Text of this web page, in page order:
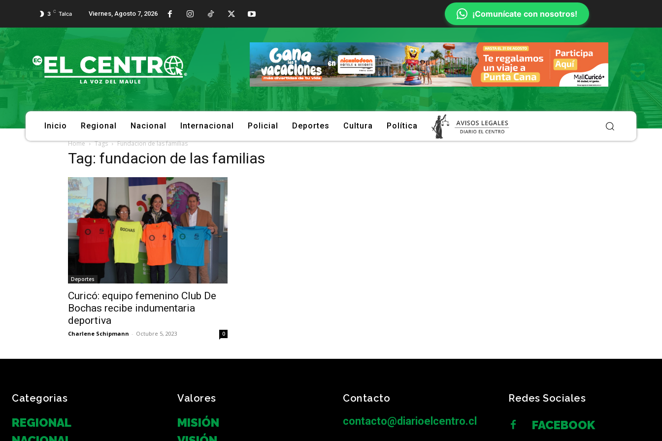
3 C Talca Viernes, Agosto 7, 2026 ¡Comunícate con nosotros!
Inicio Regional Nacional Internacional Policial Deportes Cultura Política
Home Tags Fundacion de las familias
Tag: fundacion de las familias
Deportes
Curicó: equipo femenino Club De
Bochas recibe indumentaria
deportiva
Charlene Schipmann - Octubre 5, 2023 0
Categorias
REGIONAL
Valores
MISIÓN
Contacto
contacto@diarioelcentro.cl
Redes Sociales
FACEBOOK